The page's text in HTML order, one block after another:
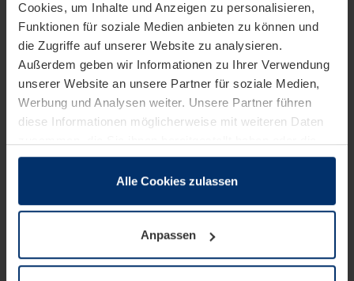
Cookies, um Inhalte und Anzeigen zu personalisieren,
Funktionen für soziale Medien anbieten zu können und
die Zugriffe auf unserer Website zu analysieren.
Außerdem geben wir Informationen zu Ihrer Verwendung
unserer Website an unsere Partner für soziale Medien,
Werbung und Analysen weiter. Unsere Partner führen
diese Informationen möglicherweise mit weiteren Daten
sie im Rahmen Ihrer Nutzung der Dienste gesammelt
wenn diese für den Betrieb dieser Seite unbedingt
notwendig sind. Für alle anderen Cookie-Typen benötigen
wir Ihre Erlaubnis. Ihre Einwilligung können Sie jederzeit
Alle Cookies zulassen
Anpassen